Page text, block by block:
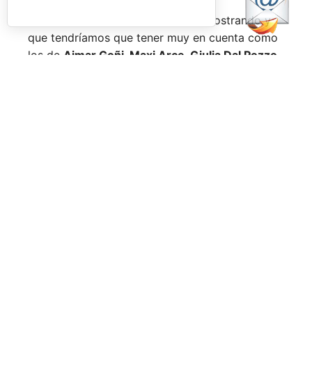
Nombres propios que se han ido mostrando y
que tendríamos que tener muy en cuenta como
los de Aimar Goñi, Maxi Arce, Giulia Dal Pozzo,